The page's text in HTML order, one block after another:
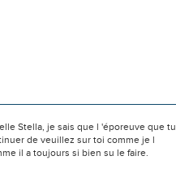
Stella, je sais que l 'époreuve que tu
de veuillez sur toi comme je l
il a toujours si bien su le faire.